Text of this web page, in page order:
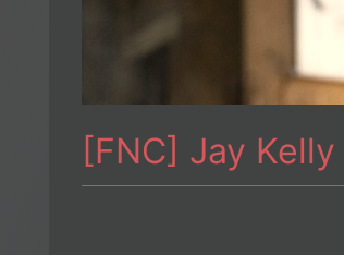
[FNC] Jay